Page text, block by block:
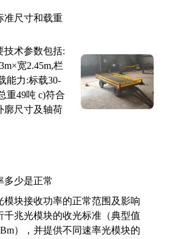
准尺寸和载重
技术参数包括:
宽2.45m,栏
能力:标载30-
重49吨 c)符合
廓尺寸及轴荷
多少是正常
模块接收功率的正常范围及影响
千兆光模块的收光标准（典型值
），并提供不同速率光模块的